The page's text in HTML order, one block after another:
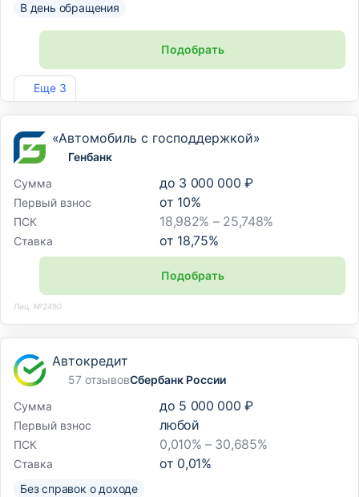
Еще 3
В день обращения
Подобрать
Лиц. №1810
«Автомобиль с господдержкой»
Генбанк
Сумма
до 3 000 000 ₽
Первый взнос от 10%
ПСК 18,982% – 25,748%
Ставка от 18,75%
Подобрать
Лиц. №2490
Автокредит
57 отзывовСбербанк России
Сумма
до 5 000 000 ₽
Первый взнос любой
ПСК 0,010% – 30,685%
Ставка от 0,01%
Без справок о доходе